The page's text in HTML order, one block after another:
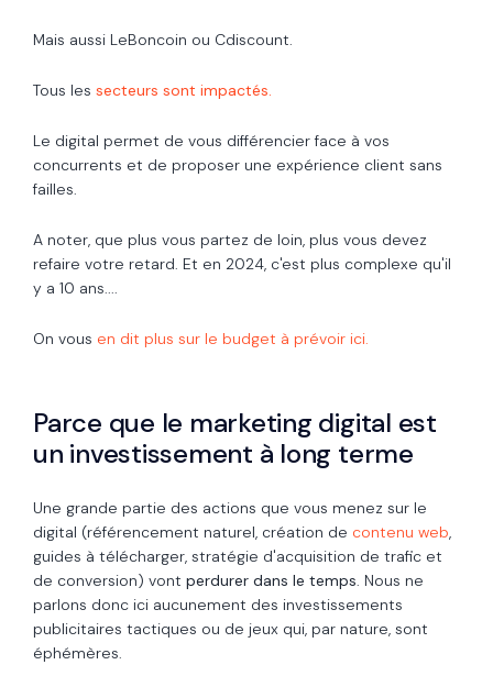
Mais aussi LeBoncoin ou Cdiscount.
Tous les secteurs sont impactés.
Le digital permet de vous différencier face à vos
concurrents et de proposer une expérience client sans
failles.
A noter, que plus vous partez de loin, plus vous devez
refaire votre retard. Et en 2024, c'est plus complexe qu'il
y a 10 ans....
On vous en dit plus sur le budget à prévoir ici.
Parce que le marketing digital est
un investissement à long terme
Une grande partie des actions que vous menez sur le
digital (référencement naturel, création de contenu web,
guides à télécharger, stratégie d'acquisition de trafic et
de conversion) vont perdurer dans le temps. Nous ne
parlons donc ici aucunement des investissements
publicitaires tactiques ou de jeux qui, par nature, sont
éphémères.